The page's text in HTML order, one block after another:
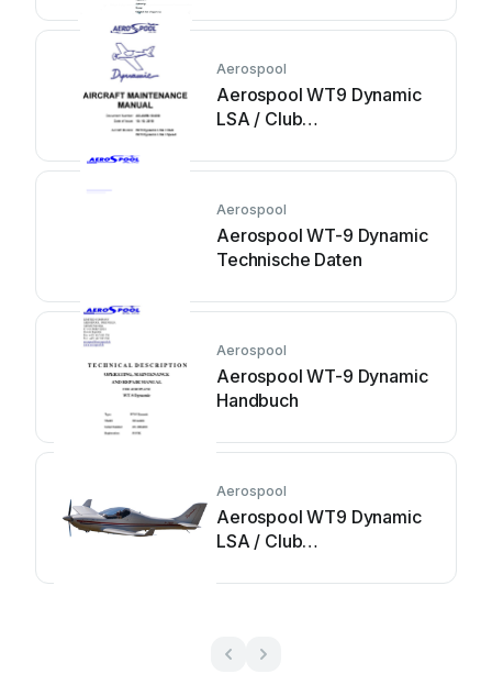
Aerospool
Aerospool WT9 Dynamic
LSA / Club
Aerospool
Aerospool WT-9 Dynamic
Technische Daten
Aerospool
Aerospool WT-9 Dynamic
Handbuch
Aerospool
Aerospool WT9 Dynamic
LSA / Club